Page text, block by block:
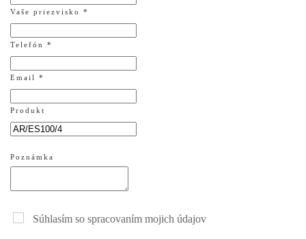
Vaše priezvisko *
Telefón *
Email *
Produkt
Poznámka
Súhlasím so spracovaním mojich údajov